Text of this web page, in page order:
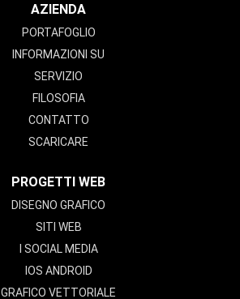
AZIENDA
PORTAFOGLIO
INFORMAZIONI SU
SERVIZIO
FILOSOFIA
CONTATTO
SCARICARE
PROGETTI WEB
DISEGNO GRAFICO
SITI WEB
I SOCIAL MEDIA
IOS ANDROID
GRAFICO VETTORIALE